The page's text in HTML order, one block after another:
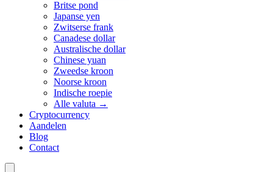
Britse pond
Japanse yen
Zwitserse frank
Canadese dollar
Australische dollar
Chinese yuan
Zweedse kroon
Noorse kroon
Indische roepie
Alle valuta →
Cryptocurrency
Aandelen
Blog
Contact